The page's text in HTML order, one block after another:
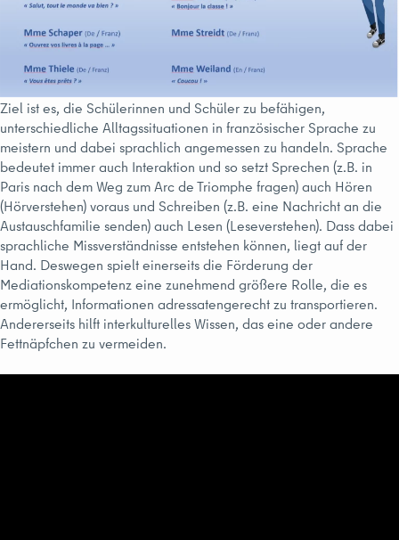
Ziel ist es, die Schülerinnen und Schüler zu befähigen,
unterschiedliche Alltagssituationen in französischer Sprache zu
meistern und dabei sprachlich angemessen zu handeln. Sprache
bedeutet immer auch Interaktion und so setzt Sprechen (z.B. in
Paris nach dem Weg zum Arc de Triomphe fragen) auch Hören
(Hörverstehen) voraus und Schreiben (z.B. eine Nachricht an die
Austauschfamilie senden) auch Lesen (Leseverstehen). Dass dabei
sprachliche Missverständnisse entstehen können, liegt auf der
Hand. Deswegen spielt einerseits die Förderung der
Mediationskompetenz eine zunehmend größere Rolle, die es
ermöglicht, Informationen adressatengerecht zu transportieren.
Andererseits hilft interkulturelles Wissen, das eine oder andere
Fettnäpfchen zu vermeiden.